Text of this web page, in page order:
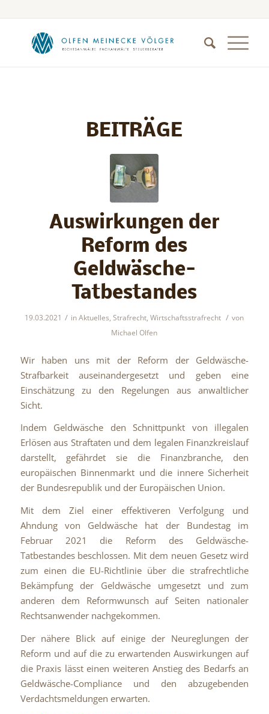
BEITRÄGE
Auswirkungen der
Reform des
Geldwäsche-
Tatbestandes
19.03.2021 / inAktuelles,Strafrecht,Wirtschaftsstrafrecht / von
Michael Olfen
Wir haben uns mit der Reform der Geldwäsche-
Strafbarkeit auseinandergesetzt und geben eine
Einschätzung zu den Regelungen aus anwaltlicher
Sicht.
Indem Geldwäsche den Schnittpunkt von illegalen
Erlösen aus Straftaten und dem legalen Finanzkreislauf
darstellt, gefährdet sie die Finanzbranche, den
europäischen Binnenmarkt und die innere Sicherheit
der Bundesrepublik und der Europäischen Union.
Mit dem Ziel einer effektiveren Verfolgung und
Ahndung von Geldwäsche hat der Bundestag im
Februar 2021 die Reform des Geldwäsche-
Tatbestandes beschlossen. Mit dem neuen Gesetz wird
zum einen die EU-Richtlinie über die strafrechtliche
Bekämpfung der Geldwäsche umgesetzt und zum
anderen dem Reformwunsch auf Seiten nationaler
Rechtsanwender nachgekommen.
Der nähere Blick auf einige der Neureglungen der
Reform und auf die zu erwartenden Auswirkungen auf
die Praxis lässt einen weiteren Anstieg des Bedarfs an
Geldwäsche-Compliance und den abzugebenden
Verdachtsmeldungen erwarten.